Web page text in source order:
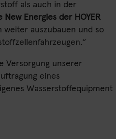
als auch in der
Energies der HOYER
weiter auszubauen und so
Versorgung unserer
eines
Wasserstoffequipment